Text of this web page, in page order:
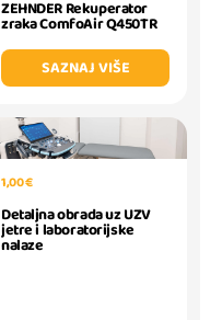
ZEHNDER Rekuperator
zraka ComfoAir Q450TR
SAZNAJ VIŠE
1,00 €
Detaljna obrada uz UZV
jetre i laboratorijske
nalaze